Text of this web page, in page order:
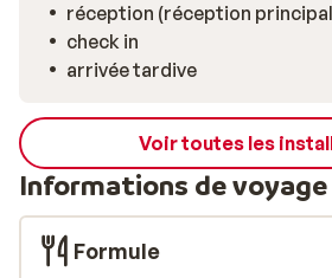
réception (réception
check in
arrivée tardive
Voir toutes les
Informations de voyage
Formule